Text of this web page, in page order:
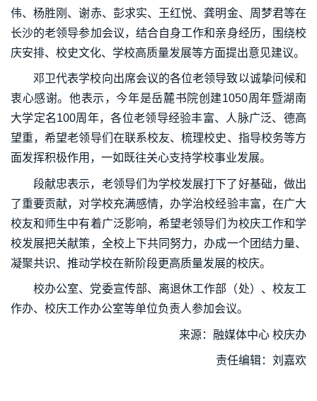
伟、杨胜刚、谢赤、彭求实、王红悦、龚明金、周梦君等在
长沙的老领导参加会议，结合自身工作和亲身经历，围绕校
庆安排、校史文化、学校高质量发展等方面提出意见建议。
邓卫代表学校向出席会议的各位老领导致以诚挚问候和
衷心感谢。他表示，今年是岳麓书院创建1050周年暨湖南
大学定名100周年，各位老领导经验丰富、人脉广泛、德高
望重，希望老领导们在联系校友、梳理校史、指导校务等方
面发挥积极作用，一如既往关心支持学校事业发展。
段献忠表示，老领导们为学校发展打下了好基础，做出
了重要贡献，对学校充满感情，办学治校经验丰富，在广大
校友和师生中有着广泛影响，希望老领导们为校庆工作和学
校发展把关献策，全校上下共同努力，办成一个团结力量、
凝聚共识、推动学校在新阶段更高质量发展的校庆。
校办公室、党委宣传部、离退休工作部（处）、校友工
作办、校庆工作办公室等单位负责人参加会议。
来源：融媒体中心 校庆办
责任编辑：刘嘉欢